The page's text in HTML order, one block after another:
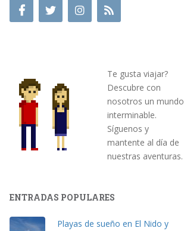
Te gusta viajar?
Descubre con
nosotros un mundo
interminable.
Síguenos y
mantente al día de
nuestras aventuras.
ENTRADAS POPULARES
Playas de sueño en El Nido y